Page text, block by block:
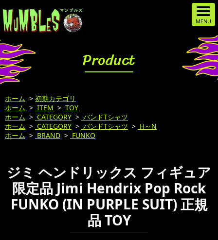
Product
ホーム > 初期カテゴリ
ホーム > ITEM > TOY
ホーム > CATEGORY > バンドTシャツ
ホーム > CATEGORY > バンドTシャツ > H～N
ホーム > BRAND > FUNKO
ジミ ヘンドリックス フィギュア
限定品 Jimi Hendrix Pop Rock
FUNKO (IN PURPLE SUIT) 正規
品 TOY